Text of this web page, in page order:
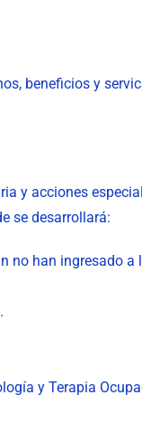
beneficios y
y acciones
se desarrollará:
no han ingresado a
y Terapia